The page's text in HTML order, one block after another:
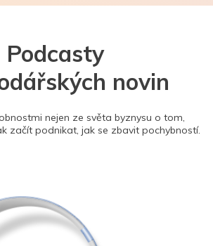
Podcasty
novin
nejen ze světa byznysu o tom,
začít podnikat, jak se zbavit pochybností.